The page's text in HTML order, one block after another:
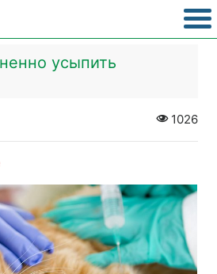
усыпить
1026